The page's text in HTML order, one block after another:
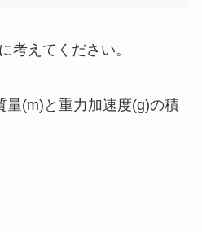
考えてください。
量(m)と重力加速度(g)の積